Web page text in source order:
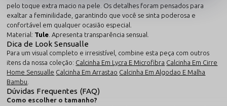
pelo toque extra macio na pele. Os detalhes foram pensados para
exaltar a feminilidade, garantindo que você se sinta poderosa e
confortável em qualquer ocasião especial.
Material: Tule . Apresenta transparência sensual.
Dica de Look Sensualle
Para um visual completo e irresistível, combine esta peça com outros
itens da nossa coleção: Calcinha Em Lycra E Microfibra Calcinha Em Cirre
Home Sensualle Calcinha Em Arrastao Calcinha Em Algodao E Malha
Bambu
Dúvidas Frequentes (FAQ)
Como escolher o tamanho?